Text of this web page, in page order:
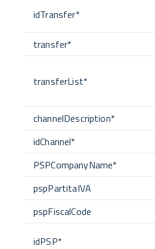
idTransfer*
transfer*
transferList*
channelDescription*
idChannel*
PSPCompanyName*
pspPartitaIVA
pspFiscalCode
idPSP*